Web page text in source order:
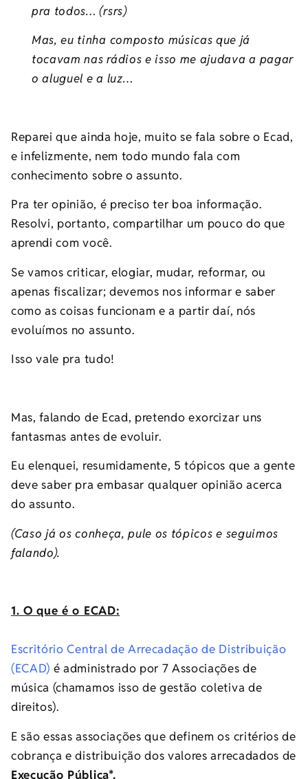
pra todos… (rsrs)
Mas, eu tinha composto músicas que já
tocavam nas rádios e isso me ajudava a pagar
o aluguel e a luz…
Reparei que ainda hoje, muito se fala sobre o Ecad,
e infelizmente, nem todo mundo fala com
conhecimento sobre o assunto.
Pra ter opinião, é preciso ter boa informação.
Resolvi, portanto, compartilhar um pouco do que
aprendi com você.
Se vamos criticar, elogiar, mudar, reformar, ou
apenas fiscalizar; devemos nos informar e saber
como as coisas funcionam e a partir daí, nós
evoluímos no assunto.
Isso vale pra tudo!
Mas, falando de Ecad, pretendo exorcizar uns
fantasmas antes de evoluir.
Eu elenquei, resumidamente, 5 tópicos que a gente
deve saber pra embasar qualquer opinião acerca
do assunto.
(Caso já os conheça, pule os tópicos e seguimos
falando).
1. O que é o ECAD:
Escritório Central de Arrecadação de Distribuição
(ECAD) é administrado por 7 Associações de
música (chamamos isso de gestão coletiva de
direitos).
E são essas associações que definem os critérios de
cobrança e distribuição dos valores arrecadados de
Execução Pública*.